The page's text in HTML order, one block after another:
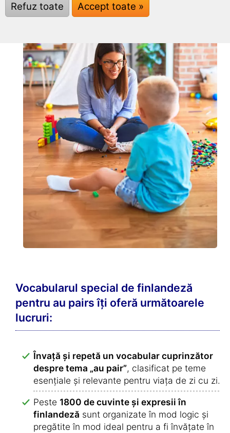
Vocabularul special de finlandeză
pentru au pairs îți oferă următoarele
lucruri:
Învață și repetă un vocabular cuprinzător
despre tema „au pair”, clasificat pe teme
esențiale și relevante pentru viața de zi cu zi.
Peste 1800 de cuvinte și expresii în
finlandeză sunt organizate în mod logic și
pregătite în mod ideal pentru a fi învățate în
Refuz toate Accept toate »